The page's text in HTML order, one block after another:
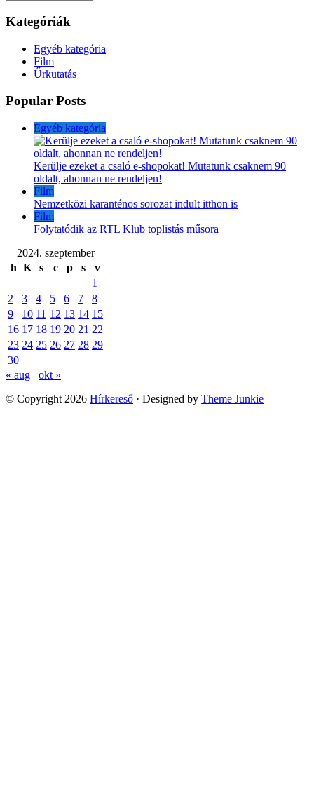
Kategóriák
Egyéb kategória
Film
Űrkutatás
Popular Posts
Egyéb kategória
Kerülje ezeket a csaló e-shopokat! Mutatunk csaknem 90
oldalt, ahonnan ne rendeljen!
Film
Nemzetközi karanténos sorozat indult itthon is
Film
Folytatódik az RTL Klub toplistás műsora
2024. szeptember
h K s c p s
v
1
2
3 4 5 6 7
8
9
10 11 12 13 14 15
16 17 18 19 20 21 22
23 24 25 26 27 28 29
30
« aug
okt »
© Copyright 2026 Hírkereső · Designed by Theme Junkie